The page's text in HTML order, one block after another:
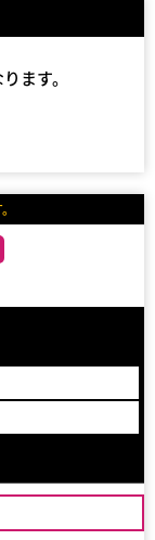
ます。